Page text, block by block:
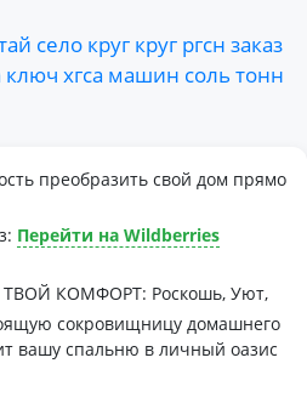
село круг круг ргсн заказ
ключ хгса машин соль тонн
преобразить свой дом прямо
Перейти на Wildberries
ТВОЙ КОМФОРТ: Роскошь, Уют,
сокровищницу домашнего
вашу спальню в личный оазис